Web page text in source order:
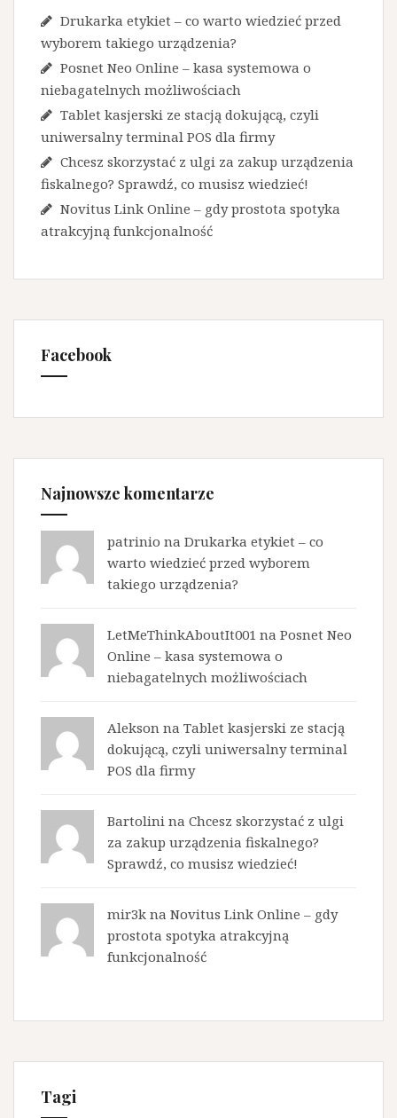
Drukarka etykiet – co warto wiedzieć przed
wyborem takiego urządzenia?
Posnet Neo Online – kasa systemowa o
niebagatelnych możliwościach
Tablet kasjerski ze stacją dokującą, czyli
uniwersalny terminal POS dla firmy
Chcesz skorzystać z ulgi za zakup urządzenia
fiskalnego? Sprawdź, co musisz wiedzieć!
Novitus Link Online – gdy prostota spotyka
atrakcyjną funkcjonalność
Facebook
Najnowsze komentarze
patrinio na Drukarka etykiet – co
warto wiedzieć przed wyborem
takiego urządzenia?
LetMeThinkAboutIt001 na Posnet Neo
Online – kasa systemowa o
niebagatelnych możliwościach
Alekson na Tablet kasjerski ze stacją
dokującą, czyli uniwersalny terminal
POS dla firmy
Bartolini na Chcesz skorzystać z ulgi
za zakup urządzenia fiskalnego?
Sprawdź, co musisz wiedzieć!
mir3k na Novitus Link Online – gdy
prostota spotyka atrakcyjną
funkcjonalność
Tagi